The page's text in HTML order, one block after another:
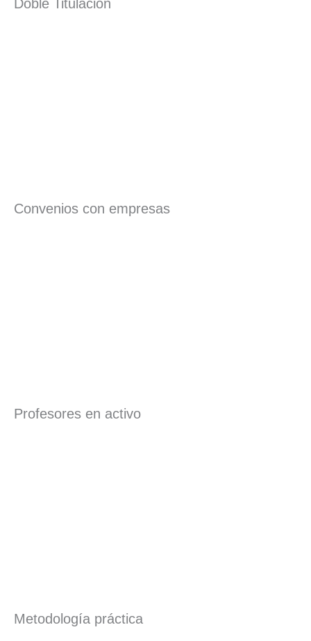
Doble Titulación
Convenios con empresas
Profesores en activo
Metodología práctica